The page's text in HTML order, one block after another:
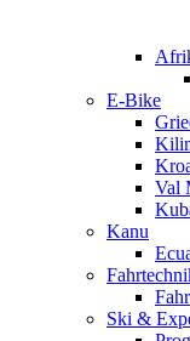
E-Bike
Val
Kanu
Ski &